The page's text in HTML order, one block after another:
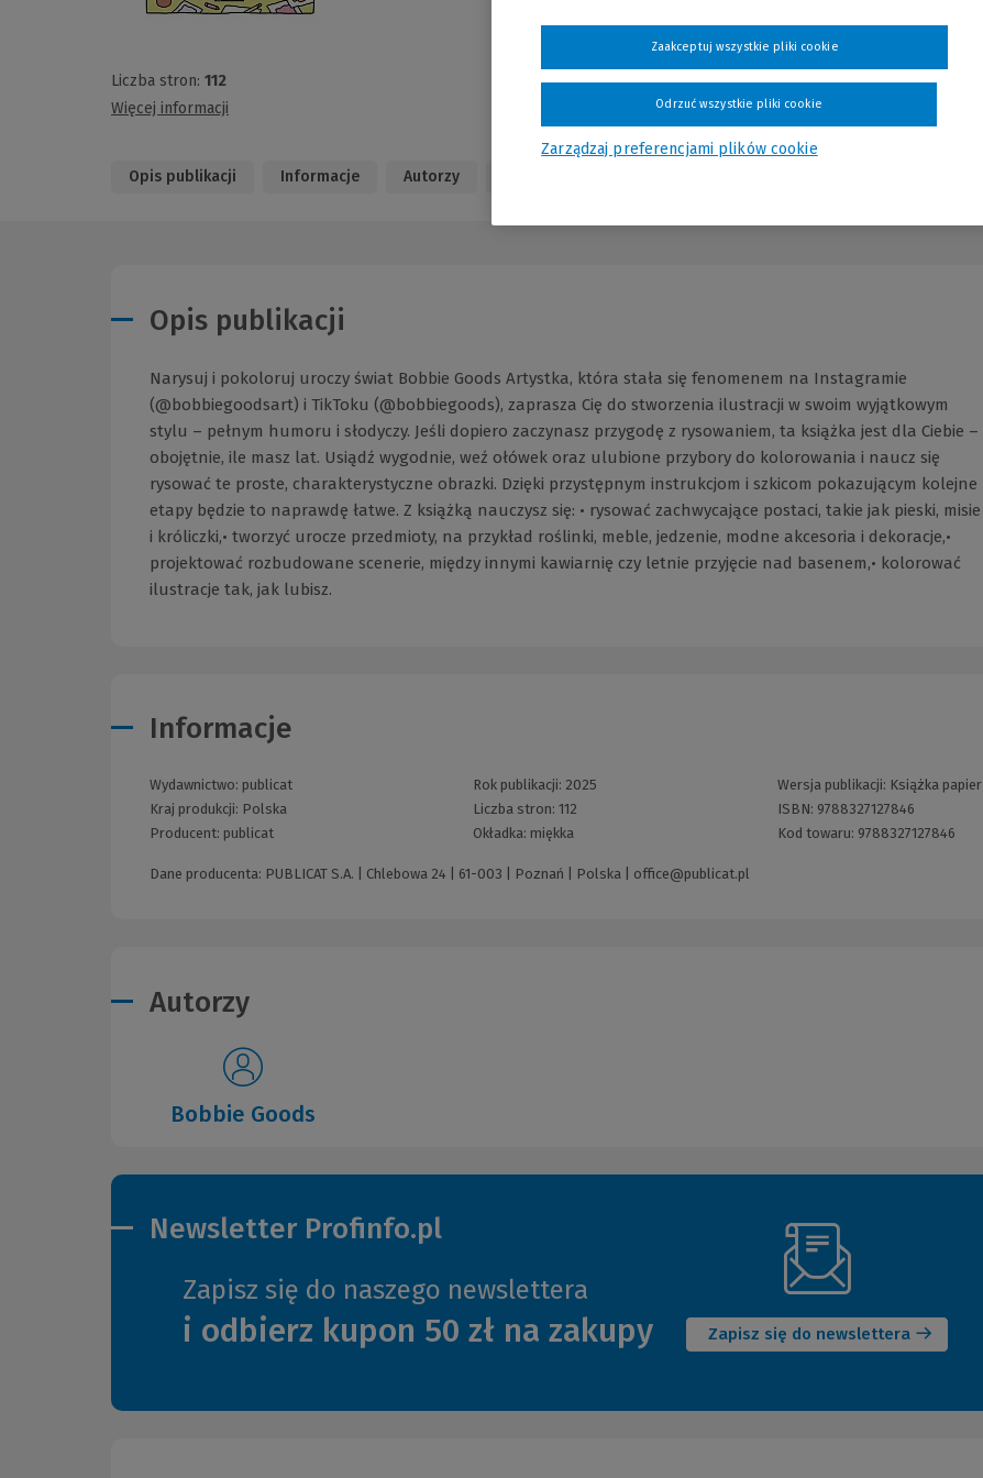
Liczba stron: 112
Więcej informacji
Opis publikacji Informacje Autorzy
Opis publikacji
Narysuj i pokoloruj uroczy świat Bobbie Goods Artystka, która stała się fenomenem na Instagramie
(@bobbiegoodsart) i TikToku (@bobbiegoods), zaprasza Cię do stworzenia ilustracji w swoim wyjątkowym
stylu – pełnym humoru i słodyczy. Jeśli dopiero zaczynasz przygodę z rysowaniem, ta książka jest dla Ciebie –
obojętnie, ile masz lat. Usiądź wygodnie, weź ołówek oraz ulubione przybory do kolorowania i naucz się
rysować te proste, charakterystyczne obrazki. Dzięki przystępnym instrukcjom i szkicom pokazującym kolejne
etapy będzie to naprawdę łatwe. Z książką nauczysz się: • rysować zachwycające postaci, takie jak pieski, misie
i króliczki,• tworzyć urocze przedmioty, na przykład roślinki, meble, jedzenie, modne akcesoria i dekoracje,•
projektować rozbudowane scenerie, między innymi kawiarnię czy letnie przyjęcie nad basenem,• kolorować
ilustracje tak, jak lubisz.
Informacje
Wydawnictwo: publicat
Kraj produkcji: Polska
Producent: publicat
Rok publikacji: 2025
Liczba stron: 112
Okładka: miękka
Wersja publikacji: Książka papier
ISBN: 9788327127846
Kod towaru: 9788327127846
Dane producenta: PUBLICAT S.A. | Chlebowa 24 | 61-003 | Poznań | Polska | office@publicat.pl
Autorzy
Bobbie Goods
Newsletter Profinfo.pl
Zapisz się do naszego newslettera
i odbierz kupon 50 zł na zakupy Zapisz się do newslettera
okno)
Zarządzaj preferencjami plików cookie
Odrzuć wszystkie pliki cookie
Zaakceptuj wszystkie pliki cookie